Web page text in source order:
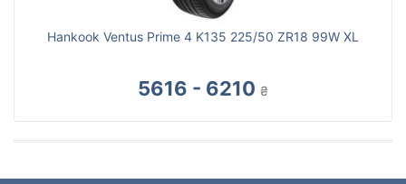
Hankook Ventus Prime 4 K135 225/50 ZR18 99W XL
5616 - 6210 ₴